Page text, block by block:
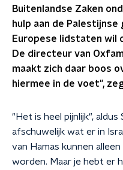
Buitenlandse Zaken
hulp aan de Palestijnse
Europese lidstaten
De directeur van
maakt zich daar boos
hiermee in de voet",
"Het is heel pijnlijk",
afschuwelijk wat er in
van Hamas kunnen
worden. Maar je hebt er